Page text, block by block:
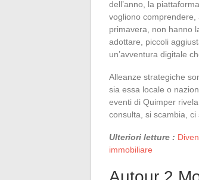
dell’anno, la
vogliono comprendere,
primavera, non hanno
adottare, piccoli
un’avventura digitale
Alleanze strategiche
sia essa locale o
eventi di Quimper
consulta, si scambia,
Ulteriori letture :
immobiliare